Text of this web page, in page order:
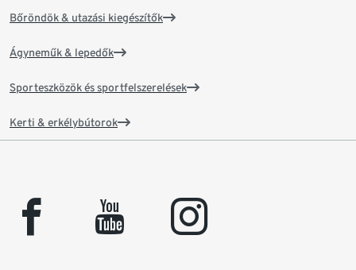
Bőröndök & utazási kiegészítők
Ágyneműk & lepedők
Sporteszközök és sportfelszerelések
Kerti & erkélybútorok
facebook youtube instagram